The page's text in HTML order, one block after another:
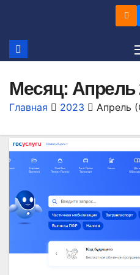
содержимому
Месяц: Апрель
Главная 2023 Апрель